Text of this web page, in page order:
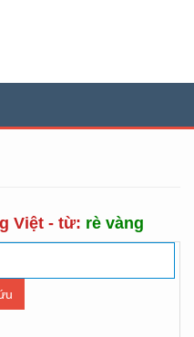
Việt - từ: rè vàng